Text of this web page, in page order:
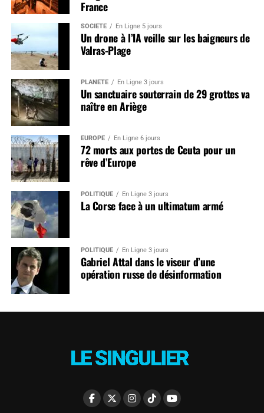
France
SOCIÉTÉ En Ligne 5 jours
Un drone à l’IA veille sur les baigneurs de
Valras-Plage
PLANÈTE En Ligne 3 jours
Un sanctuaire souterrain de 29 grottes va
naître en Ariège
EUROPE En Ligne 6 jours
72 morts aux portes de Ceuta pour un
rêve d’Europe
POLITIQUE En Ligne 3 jours
La Corse face à un ultimatum armé
POLITIQUE En Ligne 3 jours
Gabriel Attal dans le viseur d’une
opération russe de désinformation